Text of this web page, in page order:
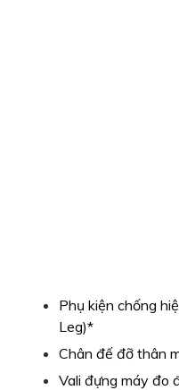
Phụ kiện chống
Leg)*
Chân đế đỡ thân
Vali đựng máy đo